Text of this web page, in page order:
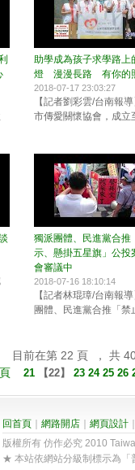
助學成為孩子求學路上
燈 漫漫長路 有你的
2018-07-17 23:03:27
【記者劉彩雲/台南報
市傳愛關懷協會，成立
獨派團體、民進黨合推
示、懸掛五星旗」公
會審議中
2018-07-16 18:10:14
【記者林琨璋/台南報
團體、民進黨合推「禁
目前在第 22 頁 ， 共
21 【22】 23 24 25 26
回首頁 網路開店 網頁設計
版權所有 仿作必究 2010
★ 本站依網站分級制標示為「